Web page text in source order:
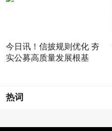
今日讯！信披规则优化 夯
实公募高质量发展根基
热词